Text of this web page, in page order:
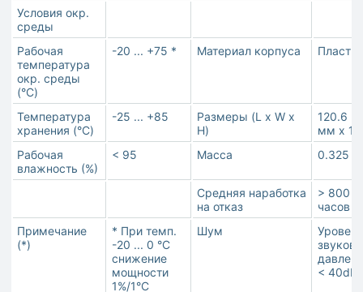
Условия окр.
среды
Рабочая
температура
окр. среды
(°C)
-20 ... +75 * Материал корпуса
Температура
хранения (°C)
-25 ... +85
Размеры (L x W x
H)
120.6
мм x
Рабочая
влажность (%)
< 95 Масса 0.325 кг
Средняя наработка
на отказ
> 800
часов
Примечание
(*)
* При темп.
-20 ... 0 °C
снижение
мощности
1%/1°C
Шум
Уровень
<